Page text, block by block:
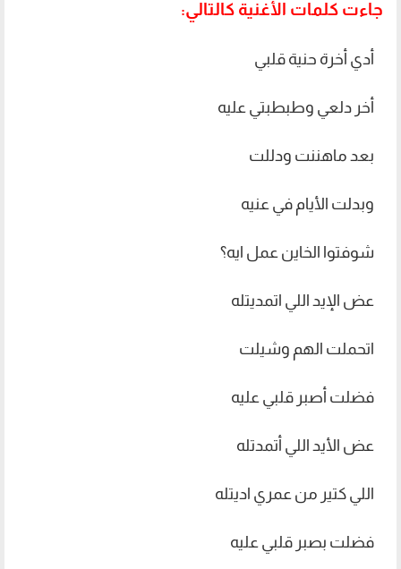
جاءت كلمات الأغنية كالتالي:
أدي أخرة حنية قلبي
أخر دلعي وطبطبتي عليه
بعد ماهننت ودللت
وبدلت الأيام في عنيه
شوفتوا الخاين عمل ايه؟
عض الإيد اللي اتمديتله
اتحملت الهم وشيلت
فضلت أصبر قلبي عليه
عض الأيد اللي أتمدتله
اللي كتير من عمري اديتله
فضلت بصبر قلبي عليه